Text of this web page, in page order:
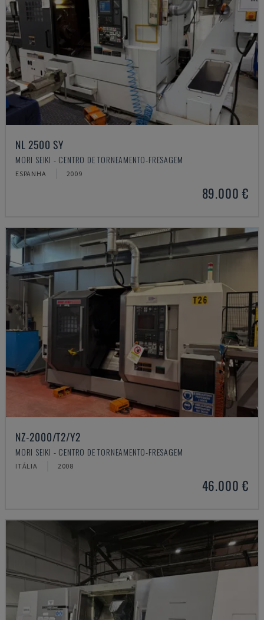
NL 2500 SY
MORI SEIKI - CENTRO DE TORNEAMENTO-FRESAGEM
ESPANHA 2009
89.000 €
NZ-2000/T2/Y2
MORI SEIKI - CENTRO DE TORNEAMENTO-FRESAGEM
ITÁLIA 2008
46.000 €